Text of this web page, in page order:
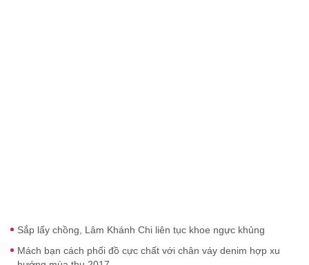
Sắp lấy chồng, Lâm Khánh Chi liên tục khoe ngực khủng
Mách bạn cách phối đồ cực chất với chân váy denim hợp xu